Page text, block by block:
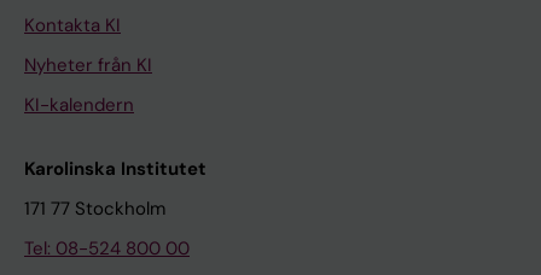
Kontakta KI
Nyheter från KI
KI-kalendern
Karolinska Institutet
171 77 Stockholm
Tel: 08-524 800 00